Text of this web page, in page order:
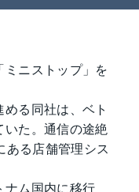
ミニストップ」を
る同社は、ベト
た。通信の途絶
ある店舗管理シス
ナム国内に移行